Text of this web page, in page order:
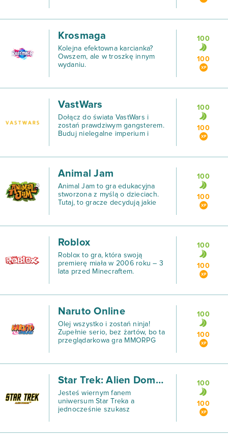
Krosmaga
Kolejna efektowna karcianka?
Owszem, ale w troszkę innym
wydaniu.
100
100
VastWars
Dołącz do świata VastWars i
zostań prawdziwym gangsterem.
Buduj nielegalne imperium i
zarabiając przy okazji ogromne
100
100
Animal Jam
Animal Jam to gra edukacyjna
stworzona z myślą o dzieciach.
Tutaj, to gracze decydują jakie
100
100
Roblox
Roblox to gra, która swoją
premierę miała w 2006 roku – 3
lata przed Minecraftem.
100
100
Naruto Online
Olej wszystko i zostań ninja!
Zupełnie serio, bez żartów, bo ta
przeglądarkowa gra MMORPG
wciągnie Cię na wiele godzin.
100
100
Star Trek: Alien Domain
Jesteś wiernym fanem
uniwersum Star Treka a
jednocześnie szukasz
przeglądarki? Stań do walki u
100
100